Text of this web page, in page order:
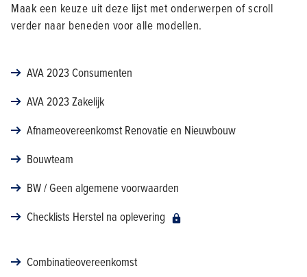
Maak een keuze uit deze lijst met onderwerpen of scroll
verder naar beneden voor alle modellen.
AVA 2023 Consumenten
AVA 2023 Zakelijk
Afnameovereenkomst Renovatie en Nieuwbouw
Bouwteam
BW / Geen algemene voorwaarden
Checklists Herstel na oplevering
Combinatieovereenkomst